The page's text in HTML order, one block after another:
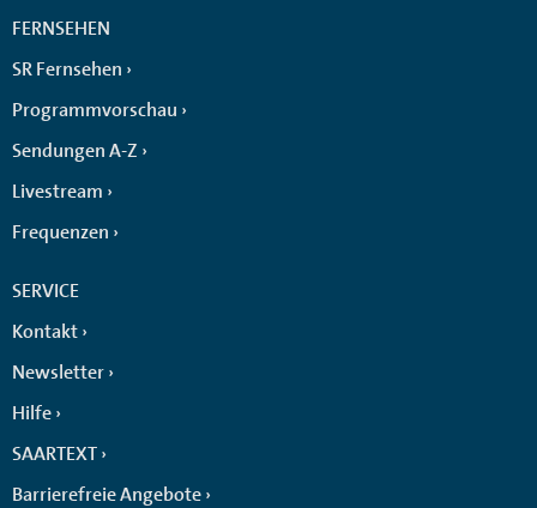
FERNSEHEN
SR Fernsehen
Programmvorschau
Sendungen A-Z
Livestream
Frequenzen
SERVICE
Kontakt
Newsletter
Hilfe
SAARTEXT
Barrierefreie Angebote